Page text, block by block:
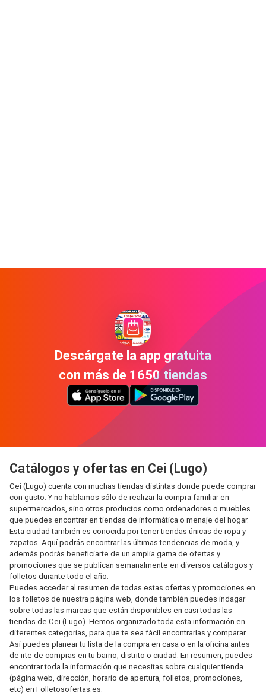
Descárgate la app gratuita
con más de 1650 tiendas
Catálogos y ofertas en Cei (Lugo)
Cei (Lugo) cuenta con muchas tiendas distintas donde puede comprar
con gusto. Y no hablamos sólo de realizar la compra familiar en
supermercados, sino otros productos como ordenadores o muebles
que puedes encontrar en tiendas de informática o menaje del hogar.
Esta ciudad también es conocida por tener tiendas únicas de ropa y
zapatos. Aquí podrás encontrar las últimas tendencias de moda, y
además podrás beneficiarte de un amplia gama de ofertas y
promociones que se publican semanalmente en diversos catálogos y
folletos durante todo el año.
Puedes acceder al resumen de todas estas ofertas y promociones en
los folletos de nuestra página web, donde también puedes indagar
sobre todas las marcas que están disponibles en casi todas las
tiendas de Cei (Lugo). Hemos organizado toda esta información en
diferentes categorías, para que te sea fácil encontrarlas y comparar.
Así puedes planear tu lista de la compra en casa o en la oficina antes
de irte de compras en tu barrio, distrito o ciudad. En resumen, puedes
encontrar toda la información que necesitas sobre cualquier tienda
(página web, dirección, horario de apertura, folletos, promociones,
etc) en Folletosofertas.es.